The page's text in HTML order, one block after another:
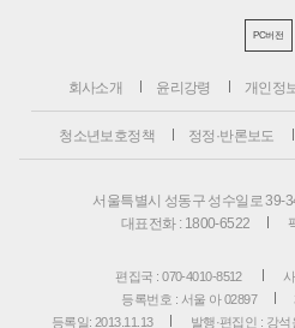
PC버전
회사소개 윤리강령 개인정
청소년보호정책 정정·반론보도
서울특별시 성동구 성수일로 39-
대표전화 : 1800-6522
편집국 : 070-4010-8512
등록번호 : 서울 아 02897
등록일: 2013.11.13
발행·편집인 : 강석